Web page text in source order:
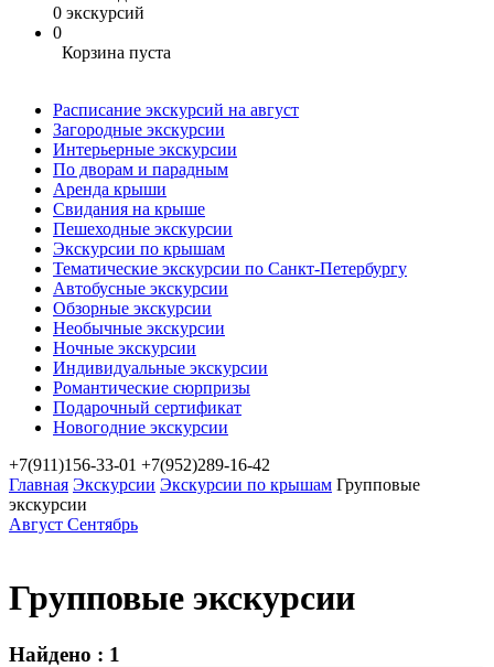
0 экскурсий
0
Корзина пуста
Расписание экскурсий на август
Загородные экскурсии
Интерьерные экскурсии
По дворам и парадным
Аренда крыши
Свидания на крыше
Пешеходные экскурсии
Экскурсии по крышам
Тематические экскурсии по Санкт-Петербургу
Автобусные экскурсии
Обзорные экскурсии
Необычные экскурсии
Ночные экскурсии
Индивидуальные экскурсии
Романтические сюрпризы
Подарочный сертификат
Новогодние экскурсии
+7(911)156-33-01 +7(952)289-16-42
Главная Экскурсии Экскурсии по крышам Групповые
экскурсии
Август Сентябрь
Групповые экскурсии
Найдено : 1